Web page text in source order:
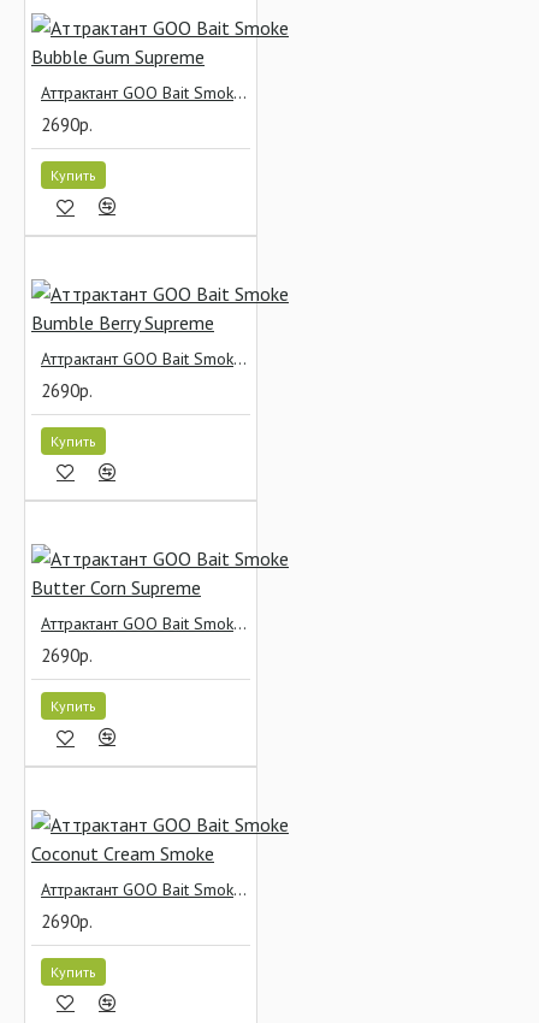
Аттрактант GOO Bait Smoke Bubble Gum Supreme
2690р.
Купить
Аттрактант GOO Bait Smoke Bumble Berry Supreme
2690р.
Купить
Аттрактант GOO Bait Smoke Butter Corn Supreme
2690р.
Купить
Аттрактант GOO Bait Smoke Coconut Cream Smoke
2690р.
Купить